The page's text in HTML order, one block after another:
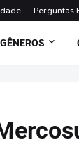
Perguntas